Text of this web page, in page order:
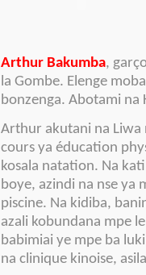
Arthur Bakumba,
la Gombe. Elenge
bonzenga. Abotami na
Arthur akutani na Liwa
cours ya éducation
kosala natation. Na
boye, azindi na nse ya
piscine. Na kidiba,
azali kobundana mpe
babimiai ye mpe ba
na clinique kinoise,